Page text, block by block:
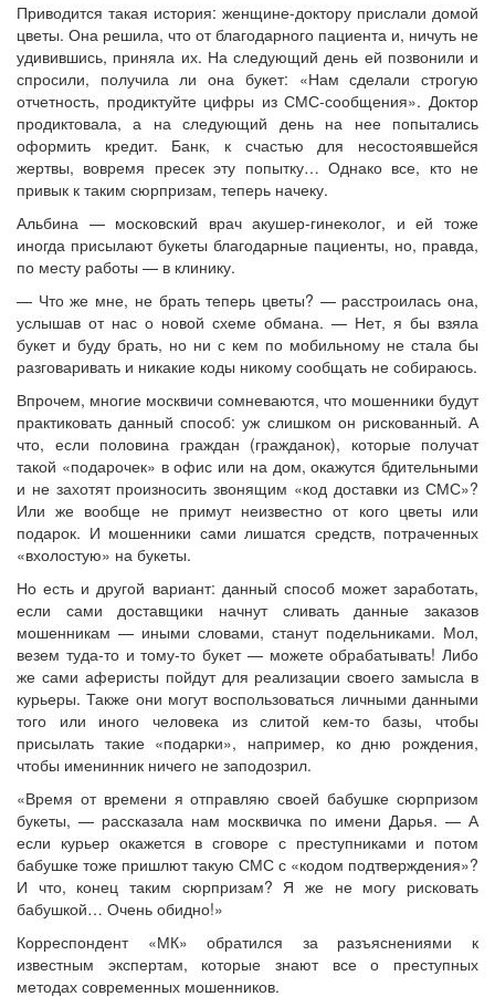
Приводится такая история: женщине-доктору прислали домой
цветы. Она решила, что от благодарного пациента и, ничуть не
удивившись, приняла их. На следующий день ей позвонили и
спросили, получила ли она букет: «Нам сделали строгую
отчетность, продиктуйте цифры из СМС-сообщения». Доктор
продиктовала, а на следующий день на нее попытались
оформить кредит. Банк, к счастью для несостоявшейся
жертвы, вовремя пресек эту попытку… Однако все, кто не
привык к таким сюрпризам, теперь начеку.
Альбина — московский врач акушер-гинеколог, и ей тоже
иногда присылают букеты благодарные пациенты, но, правда,
по месту работы — в клинику.
— Что же мне, не брать теперь цветы? — расстроилась она,
услышав от нас о новой схеме обмана. — Нет, я бы взяла
букет и буду брать, но ни с кем по мобильному не стала бы
разговаривать и никакие коды никому сообщать не собираюсь.
Впрочем, многие москвичи сомневаются, что мошенники будут
практиковать данный способ: уж слишком он рискованный. А
что, если половина граждан (гражданок), которые получат
такой «подарочек» в офис или на дом, окажутся бдительными
и не захотят произносить звонящим «код доставки из СМС»?
Или же вообще не примут неизвестно от кого цветы или
подарок. И мошенники сами лишатся средств, потраченных
«вхолостую» на букеты.
Но есть и другой вариант: данный способ может заработать,
если сами доставщики начнут сливать данные заказов
мошенникам — иными словами, станут подельниками. Мол,
везем туда-то и тому-то букет — можете обрабатывать! Либо
же сами аферисты пойдут для реализации своего замысла в
курьеры. Также они могут воспользоваться личными данными
того или иного человека из слитой кем-то базы, чтобы
присылать такие «подарки», например, ко дню рождения,
чтобы именинник ничего не заподозрил.
«Время от времени я отправляю своей бабушке сюрпризом
букеты, — рассказала нам москвичка по имени Дарья. — А
если курьер окажется в сговоре с преступниками и потом
бабушке тоже пришлют такую СМС с «кодом подтверждения»?
И что, конец таким сюрпризам? Я же не могу рисковать
бабушкой… Очень обидно!»
Корреспондент «МК» обратился за разъяснениями к
известным экспертам, которые знают все о преступных
методах современных мошенников.